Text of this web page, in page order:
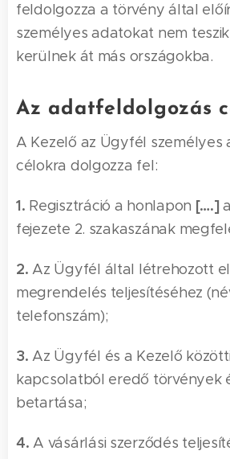
feldolgozza a törvény által
személyes adatokat nem
kerülnek át más országokba.
Az adatfeldolgozás
A Kezelő az Ügyfél személyes
célokra dolgozza fel:
1. Regisztráció a honlapon [….]
fejezete 2. szakaszának
2.Az Ügyfél által létrehozott
megrendelés teljesítéséhez
telefonszám);
3.Az Ügyfél és a Kezelő
kapcsolatból eredő törvények
betartása;
4.A vásárlási szerződés